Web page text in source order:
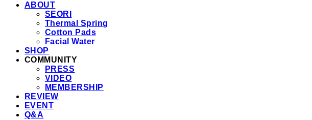
ABOUT
SEORI
Thermal Spring
Cotton Pads
Facial Water
SHOP
COMMUNITY
PRESS
VIDEO
MEMBERSHIP
REVIEW
EVENT
Q&A